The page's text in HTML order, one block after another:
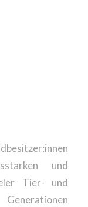
und
Tier- und